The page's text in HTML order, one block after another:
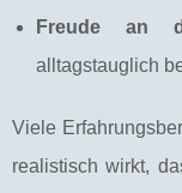
Freude an
alltagstauglich
Viele
realistisch wirkt,